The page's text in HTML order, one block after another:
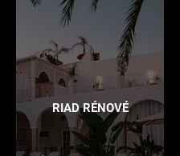
RIAD RÉNOVÉ